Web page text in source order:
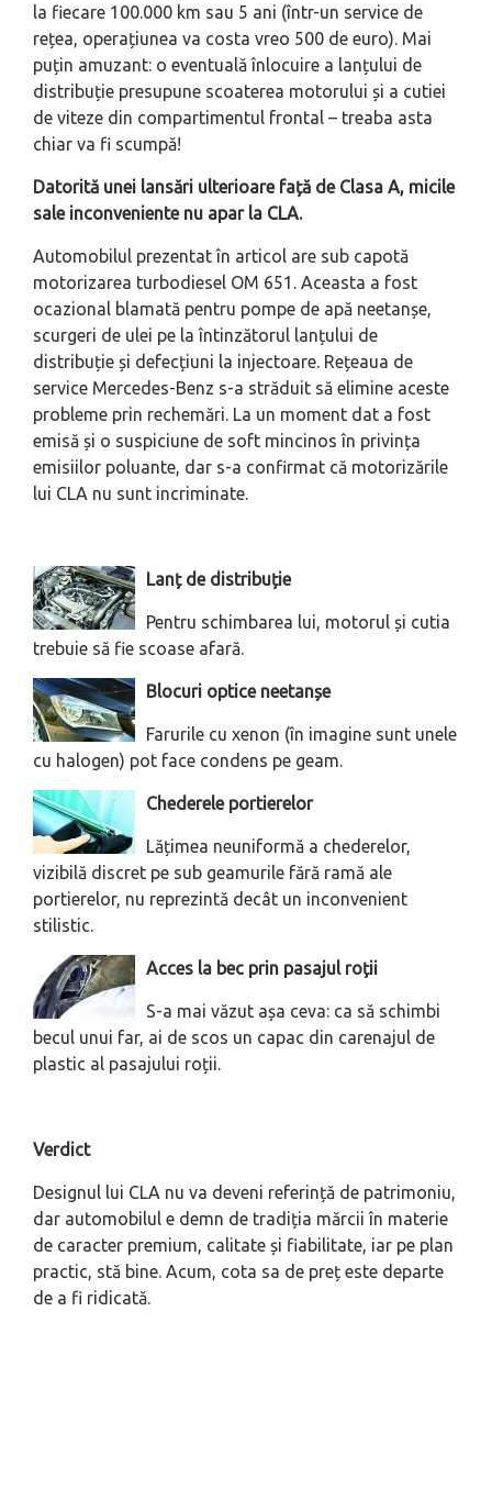
la fiecare 100.000 km sau 5 ani (într-un service de
rețea, operațiunea va costa vreo 500 de euro). Mai
puțin amuzant: o eventuală înlocuire a lanțului de
distribuție presupune scoaterea motorului și a cutiei
de viteze din compartimentul frontal – treaba asta
chiar va fi scumpă!
Datorită unei lansări ulterioare față de Clasa A, micile
sale inconveniente nu apar la CLA.
Automobilul prezentat în articol are sub capotă
motorizarea turbodiesel OM 651. Aceasta a fost
ocazional blamată pentru pompe de apă neetanșe,
scurgeri de ulei pe la întinzătorul lanțului de
distribuție și defecțiuni la injectoare. Rețeaua de
service Mercedes-Benz s-a străduit să elimine aceste
probleme prin rechemări. La un moment dat a fost
emisă și o suspiciune de soft mincinos în privința
emisiilor poluante, dar s-a confirmat că motorizările
lui CLA nu sunt incriminate.
Lanț de distribuție
Pentru schimbarea lui, motorul și cutia
trebuie să fie scoase afară.
Blocuri optice neetanșe
Farurile cu xenon (în imagine sunt unele
cu halogen) pot face condens pe geam.
Chederele portierelor
Lățimea neuniformă a chederelor,
vizibilă discret pe sub geamurile fără ramă ale
portierelor, nu reprezintă decât un inconvenient
stilistic.
Acces la bec prin pasajul roții
S-a mai văzut așa ceva: ca să schimbi
becul unui far, ai de scos un capac din carenajul de
plastic al pasajului roții.
Verdict
Designul lui CLA nu va deveni referință de patrimoniu,
dar automobilul e demn de tradiția mărcii în materie
de caracter premium, calitate și fiabilitate, iar pe plan
practic, stă bine. Acum, cota sa de preț este departe
de a fi ridicată.